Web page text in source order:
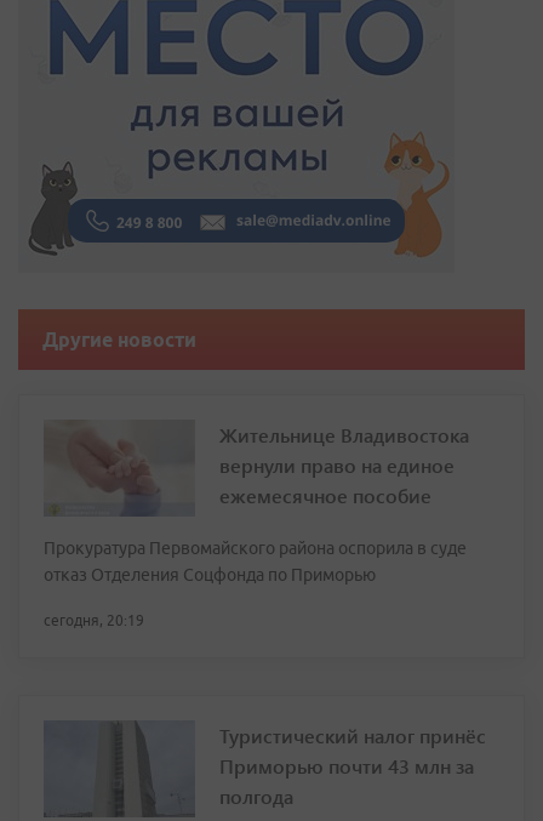
Другие новости
Жительнице Владивостока
вернули право на единое
ежемесячное пособие
Прокуратура Первомайского района оспорила в суде
отказ Отделения Соцфонда по Приморью
сегодня, 20:19
Туристический налог принёс
Приморью почти 43 млн за
полгода